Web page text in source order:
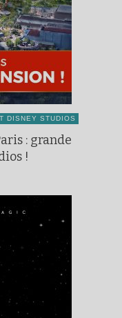
DISNEY STUDIOS
: grande
!